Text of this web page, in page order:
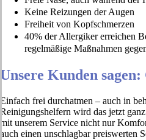
Keine Reizungen der Augen
Freiheit von Kopfschmerzen
40% der Allergiker erreichen
regelmäßige Maßnahmen
Unsere Kunden
Einfach frei durchatmen – auch in
Reinigungshelfern wird das jetzt
mit unserem Service nicht nur
auch einen unschlagbar preiswerten